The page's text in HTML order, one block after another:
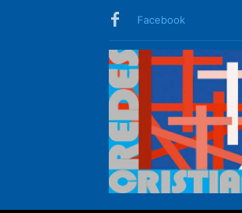
Facebook